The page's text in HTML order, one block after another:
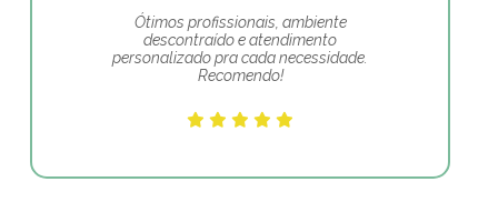
Ótimos profissionais, ambiente
descontraído e atendimento
personalizado pra cada necessidade.
Recomendo!